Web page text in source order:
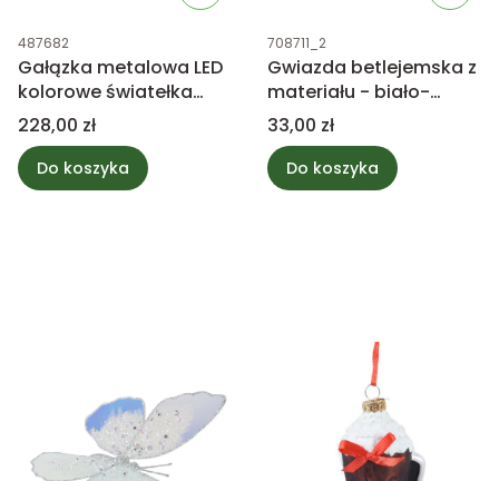
Kod produktu
487682
Gałązka metalowa LED
kolorowe światełka
120cm
Cena
228,00 zł
Do koszyka
Kod produktu
708711_2
Gwiazda betlejemska z
materiału - biało-
czarna 27cm
Cena
33,00 zł
Do koszyka